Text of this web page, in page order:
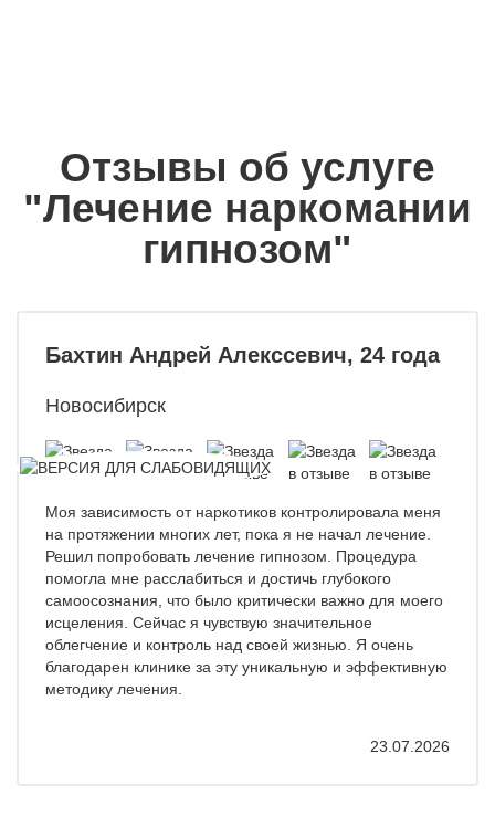
Отзывы об услуге
"Лечение наркомании
гипнозом"
Бахтин Андрей Алекссевич, 24 года
Новосибирск
Моя зависимость от наркотиков контролировала меня
на протяжении многих лет, пока я не начал лечение.
Решил попробовать лечение гипнозом. Процедура
помогла мне расслабиться и достичь глубокого
самоосознания, что было критически важно для моего
исцеления. Сейчас я чувствую значительное
облегчение и контроль над своей жизнью. Я очень
благодарен клинике за эту уникальную и эффективную
методику лечения.
23.07.2026